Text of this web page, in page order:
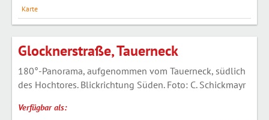
Karte
Glocknerstraße, Tauerneck
180°-Panorama, aufgenommen vom Tauerneck, südlich
des Hochtores. Blickrichtung Süden. Foto: C. Schickmayr
Verfügbar als: